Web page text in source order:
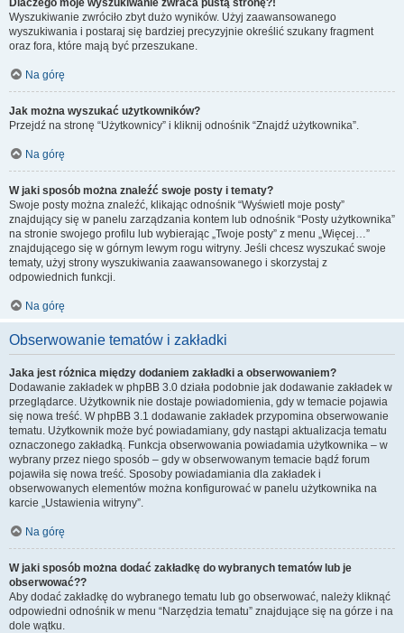
Dlaczego moje wyszukiwanie zwraca pustą stronę?!
Wyszukiwanie zwróciło zbyt dużo wyników. Użyj zaawansowanego
wyszukiwania i postaraj się bardziej precyzyjnie określić szukany fragment
oraz fora, które mają być przeszukane.
Na górę
Jak można wyszukać użytkowników?
Przejdź na stronę “Użytkownicy” i kliknij odnośnik “Znajdź użytkownika”.
Na górę
W jaki sposób można znaleźć swoje posty i tematy?
Swoje posty można znaleźć, klikając odnośnik “Wyświetl moje posty”
znajdujący się w panelu zarządzania kontem lub odnośnik “Posty użytkownika”
na stronie swojego profilu lub wybierając „Twoje posty” z menu „Więcej…”
znajdującego się w górnym lewym rogu witryny. Jeśli chcesz wyszukać swoje
tematy, użyj strony wyszukiwania zaawansowanego i skorzystaj z
odpowiednich funkcji.
Na górę
Obserwowanie tematów i zakładki
Jaka jest różnica między dodaniem zakładki a obserwowaniem?
Dodawanie zakładek w phpBB 3.0 działa podobnie jak dodawanie zakładek w
przeglądarce. Użytkownik nie dostaje powiadomienia, gdy w temacie pojawia
się nowa treść. W phpBB 3.1 dodawanie zakładek przypomina obserwowanie
tematu. Użytkownik może być powiadamiany, gdy nastąpi aktualizacja tematu
oznaczonego zakładką. Funkcja obserwowania powiadamia użytkownika – w
wybrany przez niego sposób – gdy w obserwowanym temacie bądź forum
pojawiła się nowa treść. Sposoby powiadamiania dla zakładek i
obserwowanych elementów można konfigurować w panelu użytkownika na
karcie „Ustawienia witryny”.
Na górę
W jaki sposób można dodać zakładkę do wybranych tematów lub je
obserwować??
Aby dodać zakładkę do wybranego tematu lub go obserwować, należy kliknąć
odpowiedni odnośnik w menu “Narzędzia tematu” znajdujące się na górze i na
dole wątku.